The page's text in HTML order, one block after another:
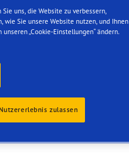
UltraGrip Performance 3
uns, die Website zu verbessern,
wie Sie unsere Website nutzen, und Ihnen
„Cookie-Einstellungen“ ändern.
zulassen